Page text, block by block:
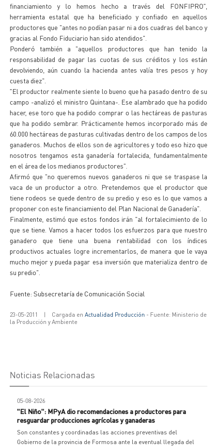
financiamiento y lo hemos hecho a través del FONFIPRO",
herramienta estatal que ha beneficiado y confiado en aquellos
productores que "antes no podían pasar ni a dos cuadras del banco y
gracias al Fondo Fiduciario han sido atendidos".
Ponderó también a "aquellos productores que han tenido la
responsabilidad de pagar las cuotas de sus créditos y los están
devolviendo, aún cuando la hacienda antes valía tres pesos y hoy
cuesta diez".
"El productor realmente siente lo bueno que ha pasado dentro de su
campo -analizó el ministro Quintana-. Ese alambrado que ha podido
hacer, ese toro que ha podido comprar o las hectáreas de pasturas
que ha podido sembrar. Prácticamente hemos incorporado más de
60.000 hectáreas de pasturas cultivadas dentro de los campos de los
ganaderos. Muchos de ellos son de agricultores y todo eso hizo que
nosotros tengamos esta ganadería fortalecida, fundamentalmente
en el área de los medianos productores".
Afirmó que "no queremos nuevos ganaderos ni que se traspase la
vaca de un productor a otro. Pretendemos que el productor que
tiene rodeos se quede dentro de su predio y eso es lo que vamos a
proponer con este financiamiento del Plan Nacional de Ganadería".
Finalmente, estimó que estos fondos irán "al fortalecimiento de lo
que se tiene. Vamos a hacer todos los esfuerzos para que nuestro
ganadero que tiene una buena rentabilidad con los índices
productivos actuales logre incrementarlos, de manera que le vaya
mucho mejor y pueda pagar esa inversión que materializa dentro de
su predio".
Fuente: Subsecretaría de Comunicación Social
23-05-2011 | Cargada en Actualidad Producción - Fuente: Ministerio de
la Producción y Ambiente
Noticias Relacionadas
05-08-2026
"El Niño": MPyA dio recomendaciones a productores para
resguardar producciones agrícolas y ganaderas
Son constantes y coordinadas las acciones preventivas del
Gobierno de la provincia de Formosa ante la eventual llegada del